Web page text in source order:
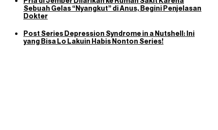
Sebuah Gelas “Nyangkut” di Anus, Begini Penjelasan
Dokter
Post Series Depression Syndrome in a Nutshell: Ini
yang Bisa Lo Lakuin Habis Nonton Series!